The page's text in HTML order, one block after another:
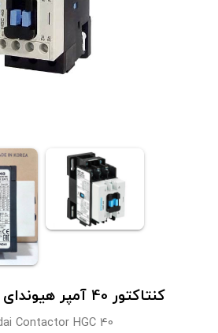
کنتاکتور 40 آمپر هیوندای مدل HGC 40
Contactor HGC 40